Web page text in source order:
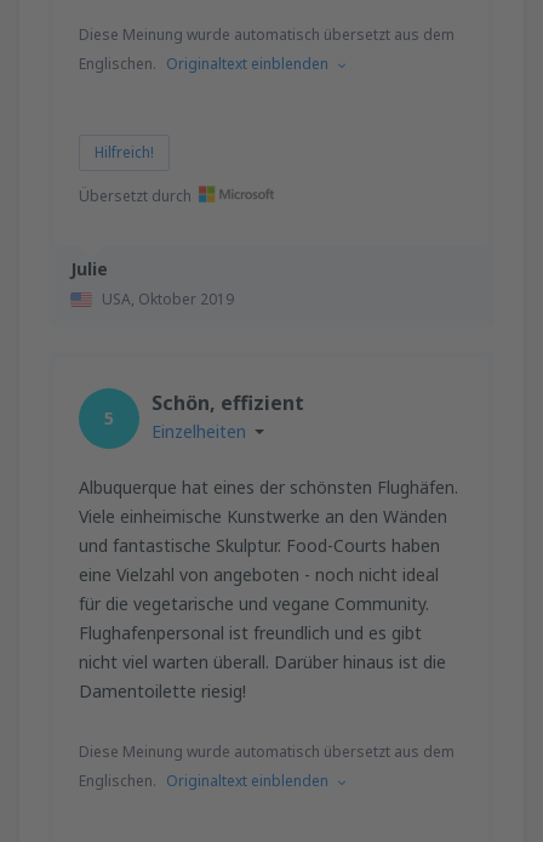
Julie
USA, Oktober 2019
Diese Meinung wurde automatisch übersetzt aus dem
Englischen. Originaltext einblenden
Hilfreich!
Übersetzt durch
5
Schön, effizient
Einzelheiten
Albuquerque hat eines der schönsten Flughäfen.
Viele einheimische Kunstwerke an den Wänden
und fantastische Skulptur. Food-Courts haben
eine Vielzahl von angeboten - noch nicht ideal
für die vegetarische und vegane Community.
Flughafenpersonal ist freundlich und es gibt
nicht viel warten überall. Darüber hinaus ist die
Damentoilette riesig!
Diese Meinung wurde automatisch übersetzt aus dem
Englischen. Originaltext einblenden